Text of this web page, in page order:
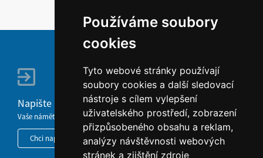
Používáme soubory
cookies
Tyto webové stránky používají
soubory cookies a další sledovací
nástroje s cílem vylepšení
uživatelského prostředí, zobrazení
přizpůsobeného obsahu a reklam,
analýzy návštěvnosti webových
stránek a zjištění zdroje
Napište nám
Vaše náměty, komentáře, připomínky a dotazy nezůstanou bez odezvy.
Chci napsat MKČR